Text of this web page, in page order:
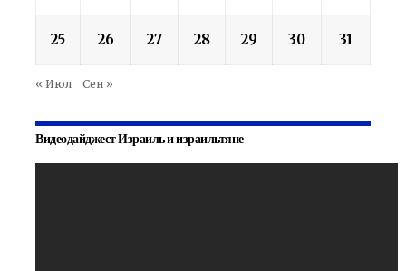
25 26 27 28 29 30 31
« Июл Сен »
Видеодайджест Израиль и израильтяне